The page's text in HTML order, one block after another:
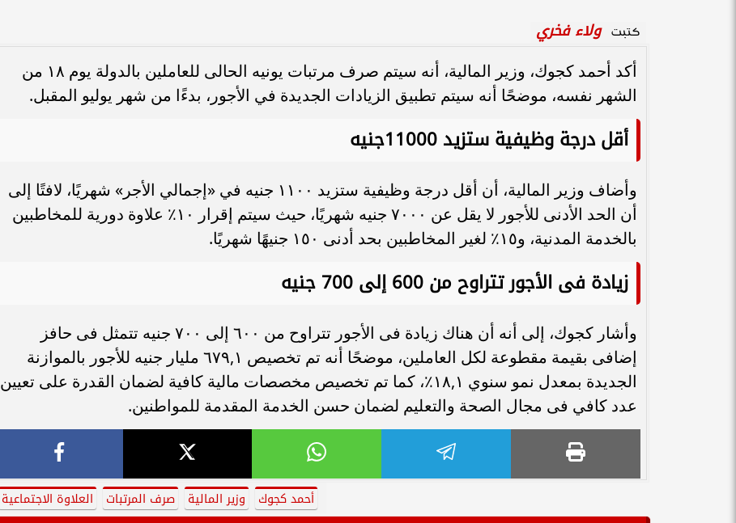
كتبت ولاء فخري
أكد أحمد كجوك، وزير المالية، أنه سيتم صرف مرتبات يونيه الحالى للعاملين بالدولة يوم ١٨ من
الشهر نفسه، موضحًا أنه سيتم تطبيق الزيادات الجديدة في الأجور، بدءًا من شهر يوليو المقبل.
أقل درجة وظيفية ستزيد 11000جنيه
وأضاف وزير المالية، أن أقل درجة وظيفية ستزيد ١١٠٠ جنيه في «إجمالي الأجر» شهريًا، لافتًا إلى
أن الحد الأدنى للأجور لا يقل عن ٧٠٠٠ جنيه شهريًا، حيث سيتم إقرار ١٠٪ علاوة دورية للمخاطبين
بالخدمة المدنية، و١٥٪ لغير المخاطبين بحد أدنى ١٥٠ جنيهًا شهريًا.
زيادة فى الأجور تتراوح من 600 إلى 700 جنيه
وأشار كجوك، إلى أنه أن هناك زيادة فى الأجور تتراوح من ٦٠٠ إلى ٧٠٠ جنيه تتمثل فى حافز
إضافى بقيمة مقطوعة لكل العاملين، موضحًا أنه تم تخصيص ٦٧٩,١ مليار جنيه للأجور بالموازنة
الجديدة بمعدل نمو سنوي ١٨,١٪، كما تم تخصيص مخصصات مالية كافية لضمان القدرة على تعيين
عدد كافي فى مجال الصحة والتعليم لضمان حسن الخدمة المقدمة للمواطنين.
أحمد كجوك وزير المالية صرف المرتبات العلاوة الاجتماعية